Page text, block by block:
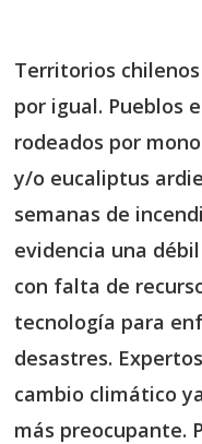
Territorios
por igual. Pueblos
rodeados por
y/o eucaliptus
semanas de
evidencia una
con falta de
tecnología para
desastres.
cambio climático
más preocupante.